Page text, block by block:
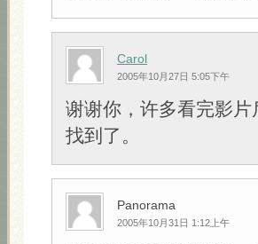
Carol
2005年10月27日 5:05下午
谢谢你，许多看完影
找到了。
Panorama
2005年10月31日 1:12上午